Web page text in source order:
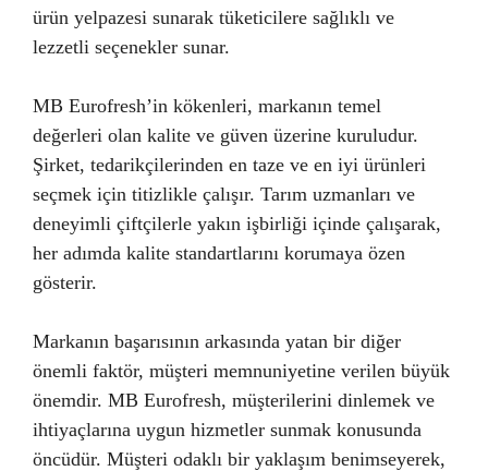
ürün yelpazesi sunarak tüketicilere sağlıklı ve
lezzetli seçenekler sunar.
MB Eurofresh’in kökenleri, markanın temel
değerleri olan kalite ve güven üzerine kuruludur.
Şirket, tedarikçilerinden en taze ve en iyi ürünleri
seçmek için titizlikle çalışır. Tarım uzmanları ve
deneyimli çiftçilerle yakın işbirliği içinde çalışarak,
her adımda kalite standartlarını korumaya özen
gösterir.
Markanın başarısının arkasında yatan bir diğer
önemli faktör, müşteri memnuniyetine verilen büyük
önemdir. MB Eurofresh, müşterilerini dinlemek ve
ihtiyaçlarına uygun hizmetler sunmak konusunda
öncüdür. Müşteri odaklı bir yaklaşım benimseyerek,